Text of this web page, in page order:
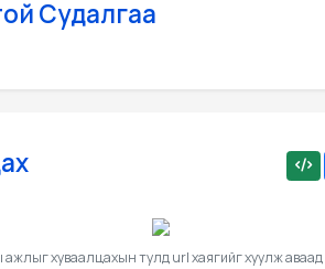
Судалгаа
хуваалцахын тулд url хаягийг хуулж аваад